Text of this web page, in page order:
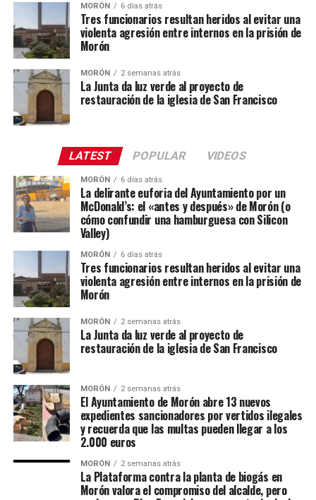
MORÓN 6 días atrás
Tres funcionarios resultan heridos al evitar una
violenta agresión entre internos en la prisión de
Morón
MORÓN 2 semanas atrás
La Junta da luz verde al proyecto de
restauración de la iglesia de San Francisco
LATEST POPULAR VIDEOS
MORÓN 6 días atrás
La delirante euforia del Ayuntamiento por un
McDonald’s: el «antes y después» de Morón (o
cómo confundir una hamburguesa con Silicon
Valley)
MORÓN 6 días atrás
Tres funcionarios resultan heridos al evitar una
violenta agresión entre internos en la prisión de
Morón
MORÓN 2 semanas atrás
La Junta da luz verde al proyecto de
restauración de la iglesia de San Francisco
MORÓN 2 semanas atrás
El Ayuntamiento de Morón abre 13 nuevos
expedientes sancionadores por vertidos ilegales
y recuerda que las multas pueden llegar a los
2.000 euros
MORÓN 2 semanas atrás
La Plataforma contra la planta de biogás en
Morón valora el compromiso del alcalde, pero